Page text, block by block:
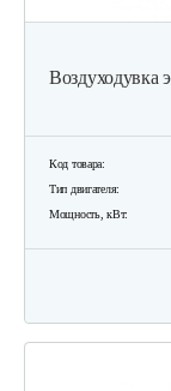
Воздуходувка
Код товара:
Тип двигателя:
Мощность, кВт: